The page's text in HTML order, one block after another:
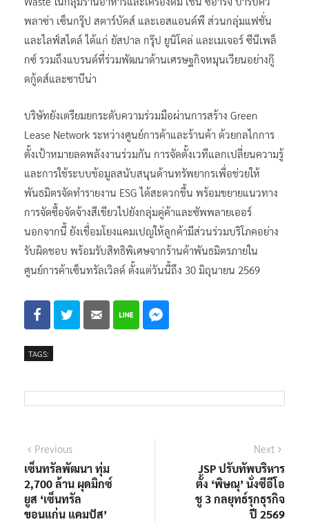
พลาซ่า เซ็นกรุ๊ป สตาร์บัคส์ และเอสแอนด์พี ส่วนกลุ่มแฟชั่น
และไลฟ์สไตล์ ได้แก่ ยัสปาล กรุ๊ป ยูนิโคล่ และเมเจอร์ ซีนีเพล็
กซ์ รวมถึงแบรนด์ที่ร่วมพัฒนาด้านเศรษฐกิจหมุนเวียนอย่างกู๊
ดกู้ดส์และซาบีน่า
บริษัทยังเตรียมยกระดับความร่วมมือผ่านการสร้าง Green
Lease Network ระหว่างศูนย์การค้าและร้านค้า ด้วยกลไกการ
ตั้งเป้าหมายลดพลังงานร่วมกัน การจัดตั้งเวทีแลกเปลี่ยนความรู้
และการใช้ระบบข้อมูลสนับสนุนด้านทรัพยากรเพื่อช่วยให้
พันธมิตรจัดทำรายงาน ESG ได้สะดวกขึ้น พร้อมขยายแนวทาง
การจัดซื้อจัดจ้างสีเขียวไปยังกลุ่มคู่ค้าและซัพพลายเออร์
นอกจากนี้ ยังเชื่อมโยงแคมเปญให้ลูกค้ามีส่วนร่วมบริโภคอย่าง
รับผิดชอบ พร้อมรับสิทธิพิเศษจากร้านค้าพันธมิตรภายใน
ศูนย์การค้าเซ็นทรัลเวิลด์ ตั้งแต่วันนี้ถึง 30 มิถุนายน 2569
TAGS:
แนะแนว
เรื่อง
PreviousPrevious
post:
เซ็นทรัลพัฒนา ทุ่ม
2,700 ล้าน ผุดมิกซ์
ยูส ‘เซ็นทรัล
ขอนแก่น แคมปัส’
Next
post:
JSP ปรับทัพบริหาร
ตั้ง ‘พิษณุ’ นั่งซีอีโอ
ชู 3 กลยุทธ์รุกธุรกิจ
ปี 2569